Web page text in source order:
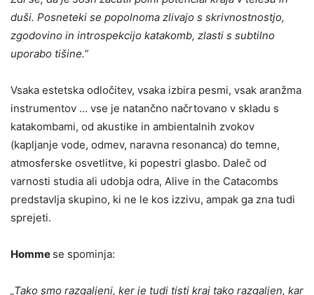
duši. Posneteki se popolnoma zlivajo s skrivnostnostjo,
zgodovino in introspekcijo katakomb, zlasti s subtilno
uporabo tišine.”
Vsaka estetska odločitev, vsaka izbira pesmi, vsak aranžma
instrumentov … vse je natančno načrtovano v skladu s
katakombami, od akustike in ambientalnih zvokov
(kapljanje vode, odmev, naravna resonanca) do temne,
atmosferske osvetlitve, ki popestri glasbo. Daleč od
varnosti studia ali udobja odra, Alive in the Catacombs
predstavlja skupino, ki ne le kos izzivu, ampak ga zna tudi
sprejeti.
Homme se spominja:
„Tako smo razgaljeni, ker je tudi tisti kraj tako razgaljen, kar